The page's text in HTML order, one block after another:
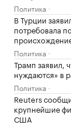
Политика
В Турции
потребовала
Политика
Трамп заявил,
нуждаются» в
Политика
Reuters
крупнейшие
США